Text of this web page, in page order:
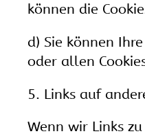
können die
d) Sie können
oder allen
5. Links auf
Wenn wir Links